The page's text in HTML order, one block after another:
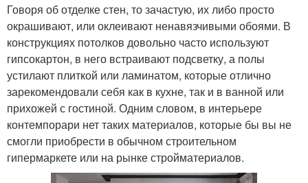
Говоря об отделке стен, то зачастую, их либо просто
окрашивают, или оклеивают ненавязчивыми обоями. В
конструкциях потолков довольно часто используют
гипсокартон, в него встраивают подсветку, а полы
устилают плиткой или ламинатом, которые отлично
зарекомендовали себя как в кухне, так и в ванной или
прихожей с гостиной. Одним словом, в интерьере
контемпорари нет таких материалов, которые бы вы не
смогли приобрести в обычном строительном
гипермаркете или на рынке стройматериалов.